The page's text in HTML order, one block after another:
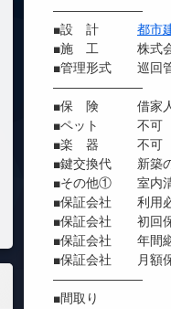
―――――――
■設 計 都市
■施 工 株式会
■管理形式 巡回
―――――――
■保 険 借家人賠
■ペット 不可
■楽 器 不可
■鍵交換代 新築
■その他① 室内清
■保証会社 利用必
■保証会社 初回保
■保証会社 年間継
■保証会社 月額保
―――――――
■間取り